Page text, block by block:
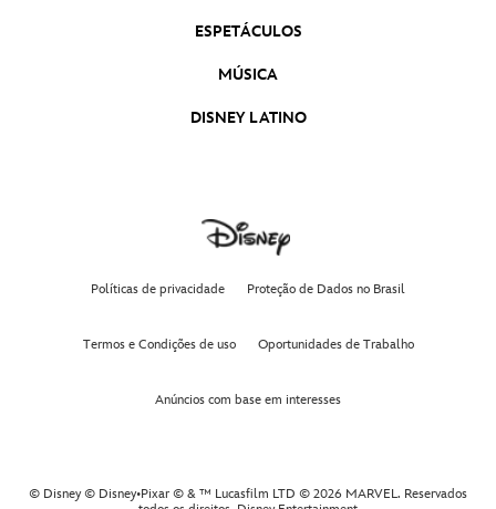
ESPETÁCULOS
MÚSICA
DISNEY LATINO
Políticas de privacidade Proteção de Dados no Brasil
Termos e Condições de uso Oportunidades de Trabalho
Anúncios com base em interesses
© Disney © Disney•Pixar © & ™ Lucasfilm LTD © 2026 MARVEL. Reservados